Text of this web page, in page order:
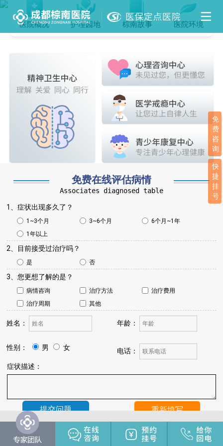
医院概况 护理园地 棕南故事 医院环境
免费在线评估病情
Associates diagnosed table
1、症状出现多久了？
1~3个月 3~6个月
6个月~1年
1年以上
2、目前接受过治疗吗？
是 否
3、您更想了解的是？
病情咨询 治疗方法
治疗费用
治疗周期
其他
姓名： 年龄：
性别： 男 女
电话：
症状描述：
温馨提示：
我院将于24小时内与您联系，请保持手机畅通，注
意来电。
免
费
咨
询
快
捷
挂
号